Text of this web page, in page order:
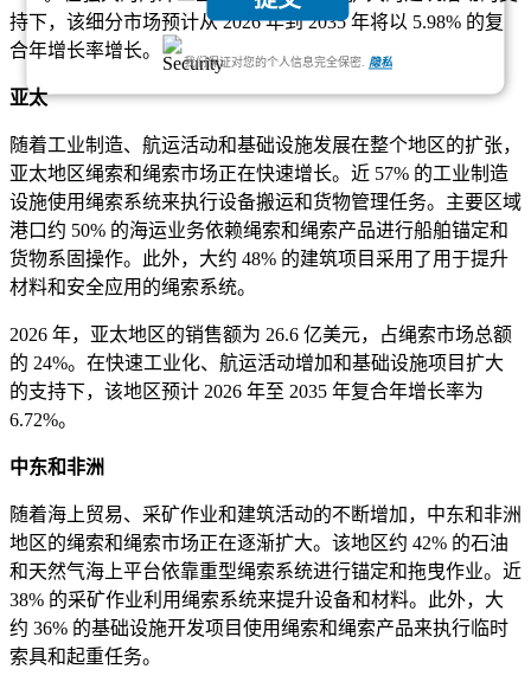
我们保证对您的个人信息完全保密. 隐私
持下，该细分市场预计从 2026 年到 2035 年将以 5.98% 的复
合年增长率增长。
亚太
随着工业制造、航运活动和基础设施发展在整个地区的扩张，
亚太地区绳索和绳索市场正在快速增长。近 57% 的工业制造
设施使用绳索系统来执行设备搬运和货物管理任务。主要区域
港口约 50% 的海运业务依赖绳索和绳索产品进行船舶锚定和
货物系固操作。此外，大约 48% 的建筑项目采用了用于提升
材料和安全应用的绳索系统。
2026 年，亚太地区的销售额为 26.6 亿美元，占绳索市场总额
的 24%。在快速工业化、航运活动增加和基础设施项目扩大
的支持下，该地区预计 2026 年至 2035 年复合年增长率为
6.72%。
中东和非洲
随着海上贸易、采矿作业和建筑活动的不断增加，中东和非洲
地区的绳索和绳索市场正在逐渐扩大。该地区约 42% 的石油
和天然气海上平台依靠重型绳索系统进行锚定和拖曳作业。近
38% 的采矿作业利用绳索系统来提升设备和材料。此外，大
约 36% 的基础设施开发项目使用绳索和绳索产品来执行临时
索具和起重任务。